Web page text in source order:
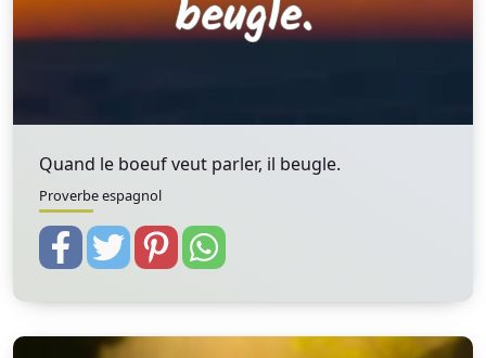
Quand le boeuf veut parler, il beugle.
Proverbe espagnol